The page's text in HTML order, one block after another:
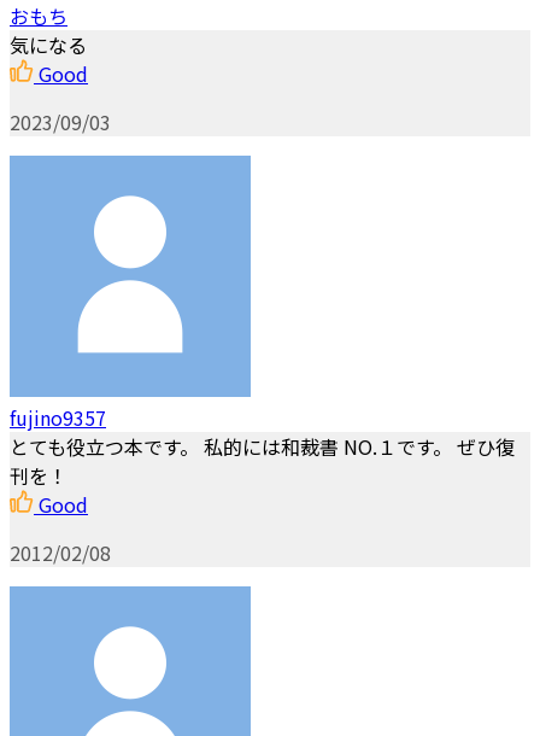
おもち
気になる
Good
2023/09/03
fujino9357
とても役立つ本です。 私的には和裁書 NO.１です。 ぜひ復
刊を！
Good
2012/02/08